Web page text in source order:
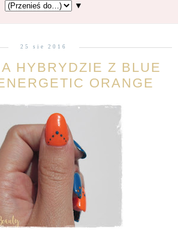
▼
25 sie 2016
HYBRYDZIE Z BLUE
ORANGE